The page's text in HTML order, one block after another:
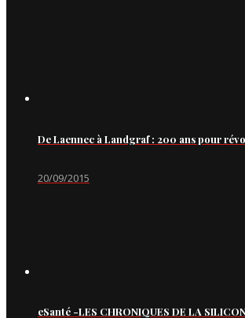
De Laennec à Landgraf : 200 ans pour
20/09/2015
eSanté -LES CHRONIQUES DE LA